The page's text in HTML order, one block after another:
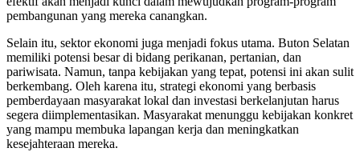
pembangunan yang mereka canangkan.
Selain itu, sektor ekonomi juga menjadi fokus utama. Buton Selatan
memiliki potensi besar di bidang perikanan, pertanian, dan
pariwisata. Namun, tanpa kebijakan yang tepat, potensi ini akan sulit
berkembang. Oleh karena itu, strategi ekonomi yang berbasis
pemberdayaan masyarakat lokal dan investasi berkelanjutan harus
segera diimplementasikan. Masyarakat menunggu kebijakan konkret
yang mampu membuka lapangan kerja dan meningkatkan
kesejahteraan mereka.